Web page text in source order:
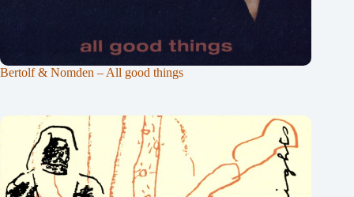
Bertolf & Nomden – All good things